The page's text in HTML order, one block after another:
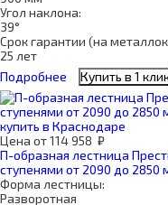
Угол наклона:
39°
Срок гарантии (на
25 лет
Подробнее
Купить в 1
Цена от114 958 ₽
П-образная лестница
ступенями от 2090 до 2850
Форма лестницы:
Разворотная